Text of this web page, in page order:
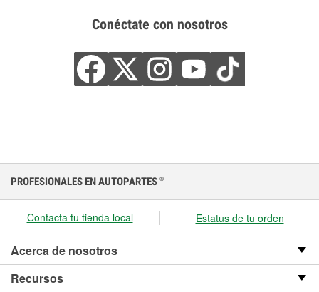
Conéctate con nosotros
PROFESIONALES EN AUTOPARTES ®
Contacta tu tienda local Estatus de tu orden
Acerca de nosotros
Recursos